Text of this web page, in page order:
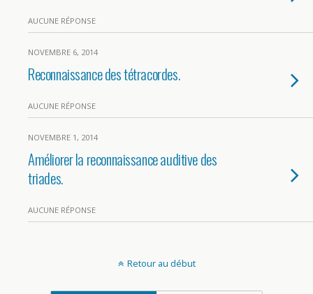
AUCUNE RÉPONSE
NOVEMBRE 6, 2014
Reconnaissance des tétracordes.
AUCUNE RÉPONSE
NOVEMBRE 1, 2014
Améliorer la reconnaissance auditive des
triades.
AUCUNE RÉPONSE
Retour au début